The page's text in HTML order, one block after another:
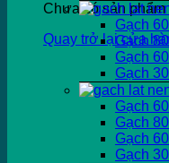
Chưa có sản phẩm
Quay trở lại cửa
Gạch
Gạch
Gạch
Gạch
Gạch
Gạch
Gạch
Gạch